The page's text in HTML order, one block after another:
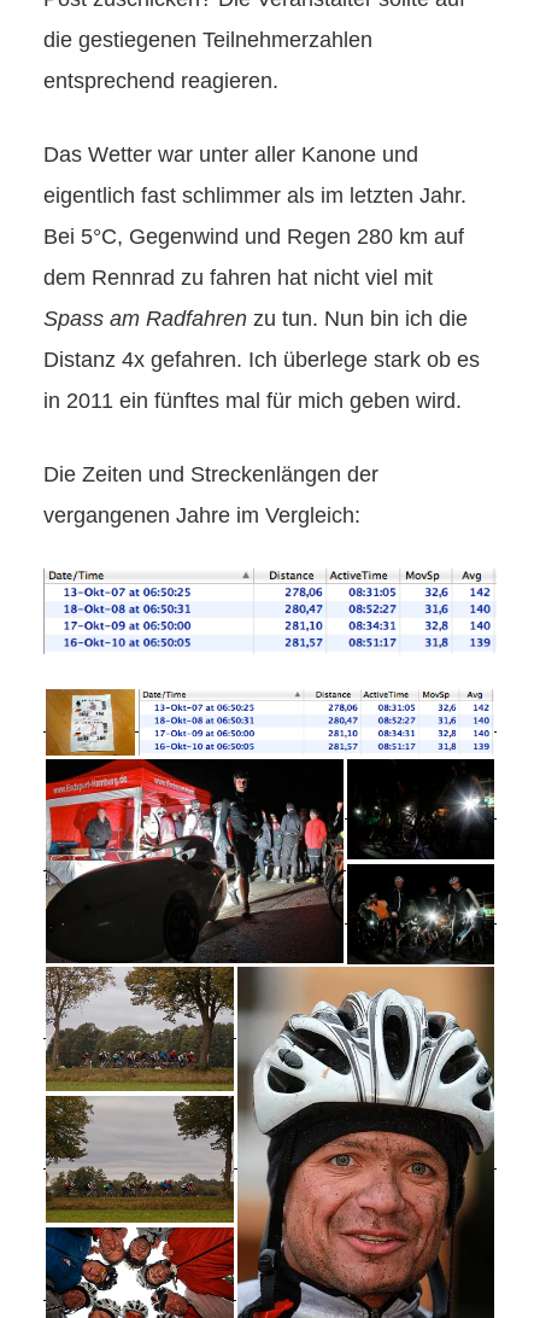
die gestiegenen Teilnehmerzahlen
entsprechend reagieren.
Das Wetter war unter aller Kanone und
eigentlich fast schlimmer als im letzten Jahr.
Bei 5°C, Gegenwind und Regen 280 km auf
dem Rennrad zu fahren hat nicht viel mit
Spass am Radfahren zu tun. Nun bin ich die
Distanz 4x gefahren. Ich überlege stark ob es
in 2011 ein fünftes mal für mich geben wird.
Die Zeiten und Streckenlängen der
vergangenen Jahre im Vergleich: